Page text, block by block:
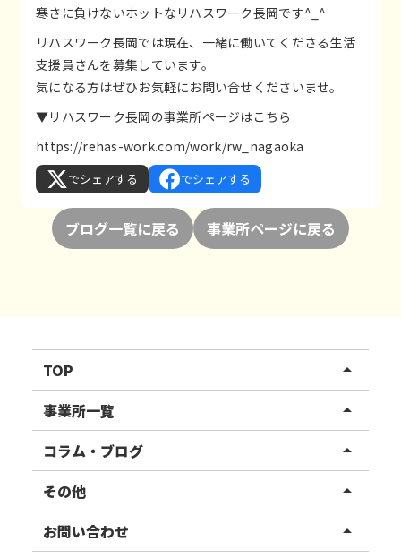
寒さに負けないホットなリハスワーク長岡です^_^
リハスワーク長岡では現在、一緒に働いてくださる生活
支援員さんを募集しています。
気になる方はぜひお気軽にお問い合せくださいませ。
▼リハスワーク長岡の事業所ページはこちら
https://rehas-work.com/work/rw_nagaoka
でシェアする でシェアする
ブログ一覧に戻る 事業所ページに戻る
TOP arrow_drop_up
リハスワーク
リハスファーム
事業所一覧 arrow_drop_up
関東エリア
東北エリア
甲信越エリア
コラム・ブログ arrow_drop_up
事業所ブログ
ご利用者様の声
その他 arrow_drop_up
お知らせ
お問い合わせ arrow_drop_up